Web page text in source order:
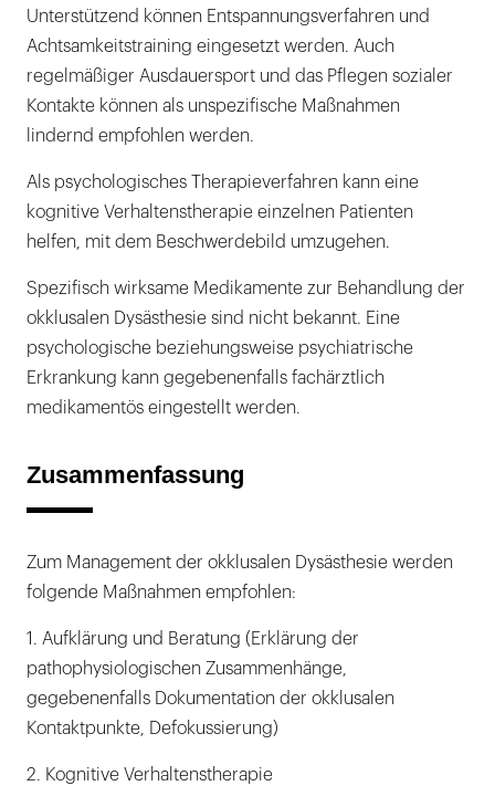
Unterstützend können Entspannungsverfahren und
Achtsamkeitstraining eingesetzt werden. Auch
regelmäßiger Ausdauersport und das Pflegen sozialer
Kontakte können als unspezifische Maßnahmen
lindernd empfohlen werden.
Als psychologisches Therapieverfahren kann eine
kognitive Verhaltenstherapie einzelnen Patienten
helfen, mit dem Beschwerdebild umzugehen.
Spezifisch wirksame Medikamente zur Behandlung der
okklusalen Dysästhesie sind nicht bekannt. Eine
psychologische beziehungsweise psychiatrische
Erkrankung kann gegebenenfalls fachärztlich
medikamentös eingestellt werden.
Zusammenfassung
Zum Management der okklusalen Dysästhesie werden
folgende Maßnahmen empfohlen:
1. Aufklärung und Beratung (Erklärung der
pathophysiologischen Zusammenhänge,
gegebenenfalls Dokumentation der okklusalen
Kontaktpunkte, Defokussierung)
2. Kognitive Verhaltenstherapie